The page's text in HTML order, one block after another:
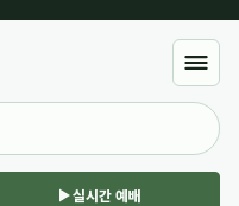
실시간 예배